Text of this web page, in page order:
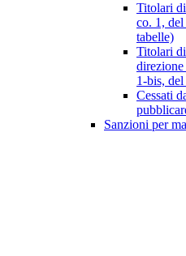
Titolari
co. 1,
tabelle)
Titolari
1-bis,
Cessati
Sanzioni per